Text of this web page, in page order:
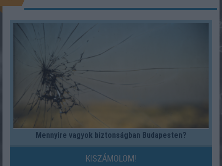
Mennyire vagyok biztonságban Budapesten?
KISZÁMOLOM!